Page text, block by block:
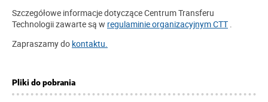
Szczegółowe informacje dotyczące Centrum Transferu
Technologii zawarte są w regulaminie organizacyjnym CTT .
Zapraszamy do kontaktu.
Pliki do pobrania